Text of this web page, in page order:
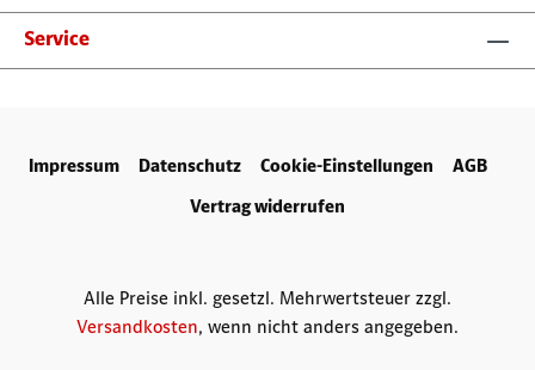
Service
Impressum Datenschutz Cookie-Einstellungen
AGB
Vertrag widerrufen
Alle Preise inkl. gesetzl. Mehrwertsteuer zzgl.
Versandkosten, wenn nicht anders angegeben.